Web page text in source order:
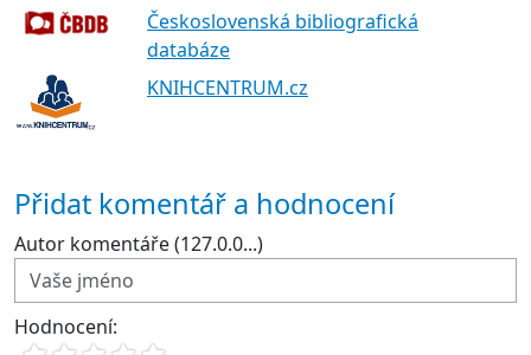
Československá bibliografická
databáze
KNIHCENTRUM.cz
Přidat komentář a hodnocení
Autor komentáře (127.0.0...)
Hodnocení: